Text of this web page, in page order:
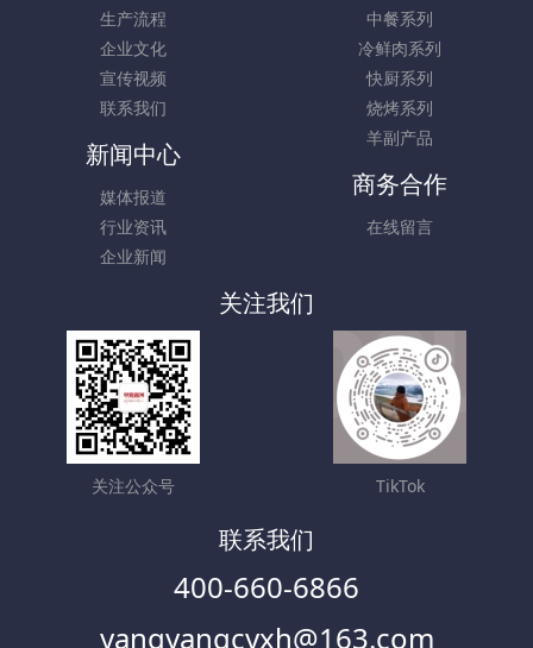
生产流程
企业文化
宣传视频
联系我们
中餐系列
冷鲜肉系列
快厨系列
烧烤系列
羊副产品
新闻中心
媒体报道
行业资讯
企业新闻
商务合作
在线留言
关注我们
关注公众号 TikTok
联系我们
400-660-6866
yangyangcyxh@163.com